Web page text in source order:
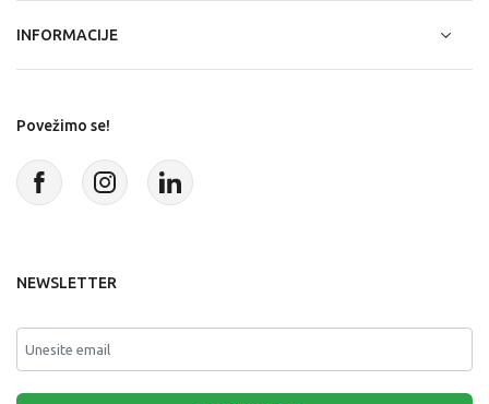
INFORMACIJE
Povežimo se!
NEWSLETTER